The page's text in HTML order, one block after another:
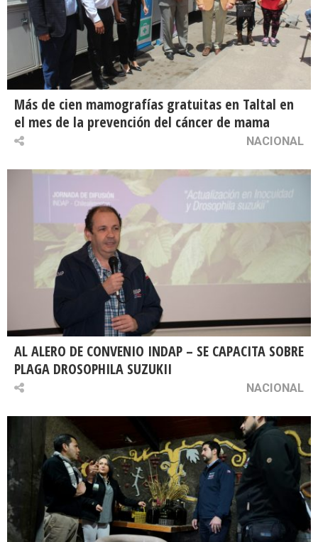
Más de cien mamografías gratuitas en Taltal en
el mes de la prevención del cáncer de mama
NACIONAL
AL ALERO DE CONVENIO INDAP – SE CAPACITA SOBRE
PLAGA DROSOPHILA SUZUKII
NACIONAL